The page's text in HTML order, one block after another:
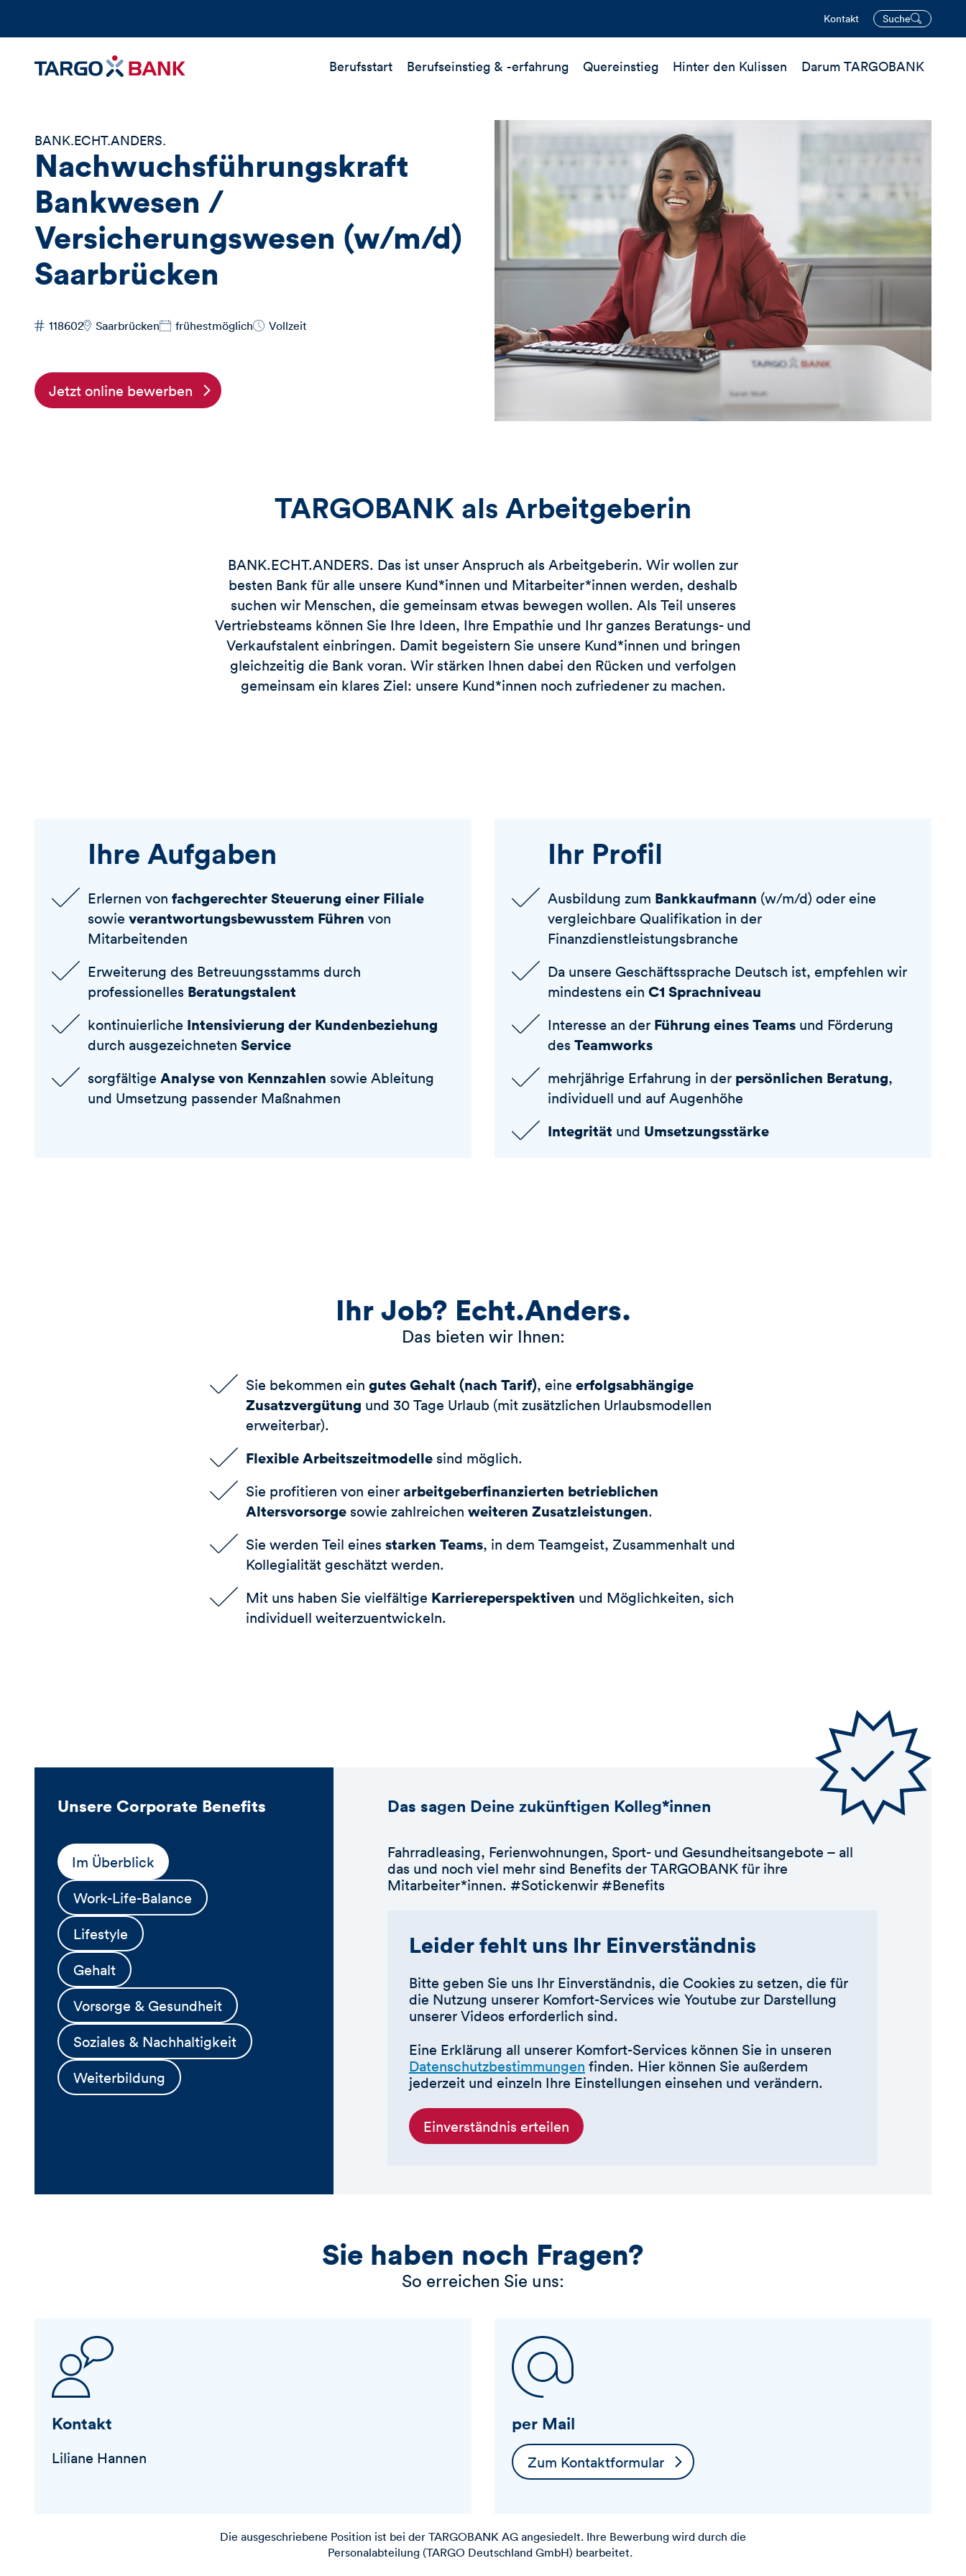
Kontakt Suche
öffnen
Berufsstart Berufseinstieg & -erfahrung Quereinstieg Hinter den Kulissen Darum TARGOBANK
BANK.ECHT.ANDERS.
Nachwuchsführungskraft
Bankwesen /
Versicherungswesen (w/m/d)
Saarbrücken
118602 Saarbrücken frühestmöglich Vollzeit
Jetzt online bewerben
TARGOBANK als Arbeitgeberin
BANK.ECHT.ANDERS. Das ist unser Anspruch als Arbeitgeberin. Wir wollen zur
besten Bank für alle unsere Kund*innen und Mitarbeiter*innen werden, deshalb
suchen wir Menschen, die gemeinsam etwas bewegen wollen. Als Teil unseres
Vertriebsteams können Sie Ihre Ideen, Ihre Empathie und Ihr ganzes Beratungs- und
Verkaufstalent einbringen. Damit begeistern Sie unsere Kund*innen und bringen
gleichzeitig die Bank voran. Wir stärken Ihnen dabei den Rücken und verfolgen
gemeinsam ein klares Ziel: unsere Kund*innen noch zufriedener zu machen.
Ihre Aufgaben
Erlernen von fachgerechter Steuerung einer Filiale
sowie verantwortungsbewusstem Führen von
Mitarbeitenden
Erweiterung des Betreuungsstamms durch
professionelles Beratungstalent
kontinuierliche Intensivierung der Kundenbeziehung
durch ausgezeichneten Service
sorgfältige Analyse von Kennzahlen sowie Ableitung
und Umsetzung passender Maßnahmen
Ihr Profil
Ausbildung zum Bankkaufmann (w/m/d) oder eine
vergleichbare Qualifikation in der
Finanzdienstleistungsbranche
Da unsere Geschäftssprache Deutsch ist, empfehlen wir
mindestens ein C1 Sprachniveau
Interesse an der Führung eines Teams und Förderung
des Teamworks
mehrjährige Erfahrung in der persönlichen Beratung,
individuell und auf Augenhöhe
Integrität und Umsetzungsstärke
Ihr Job? Echt.Anders.
Das bieten wir Ihnen:
Sie bekommen ein gutes Gehalt (nach Tarif), eine erfolgsabhängige
Zusatzvergütung und 30 Tage Urlaub (mit zusätzlichen Urlaubsmodellen
erweiterbar).
Flexible Arbeitszeitmodellesind möglich.
Sie profitieren von einerarbeitgeberfinanzierten betrieblichen
Altersvorsorgesowie zahlreichen weiteren Zusatzleistungen.
Sie werden Teil eines starken Teams, in dem Teamgeist, Zusammenhalt und
Kollegialität geschätzt werden.
Mit uns haben Sie vielfältige Karriereperspektiven und Möglichkeiten, sich
individuell weiterzuentwickeln.
Unsere Corporate Benefits
Im Überblick
Work-Life-Balance
Lifestyle
Gehalt
Vorsorge & Gesundheit
Soziales & Nachhaltigkeit
Weiterbildung
Das sagen Deine zukünftigen Kolleg*innen
Fahrradleasing, Ferienwohnungen, Sport- und Gesundheitsangebote – all
das und noch viel mehr sind Benefits der TARGOBANK für ihre
Mitarbeiter*innen. #Sotickenwir #Benefits
Leider fehlt uns Ihr Einverständnis
Bitte geben Sie uns Ihr Einverständnis, die Cookies zu setzen, die für
die Nutzung unserer Komfort-Services wie Youtube zur Darstellung
unserer Videos erforderlich sind.
Eine Erklärung all unserer Komfort-Services können Sie in unseren
Datenschutzbestimmungen finden. Hier können Sie außerdem
jederzeit und einzeln Ihre Einstellungen einsehen und verändern.
Einverständnis erteilen
Sie haben noch Fragen?
So erreichen Sie uns:
Kontakt
Liliane Hannen
per Mail
Zum Kontaktformular
Die ausgeschriebene Position ist bei der TARGOBANK AG angesiedelt. Ihre Bewerbung wird durch die
Personalabteilung (TARGO Deutschland GmbH) bearbeitet.